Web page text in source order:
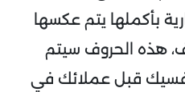
بأكملها يتم عكسها
هذه الحروف سيتم
قبل عملائك في